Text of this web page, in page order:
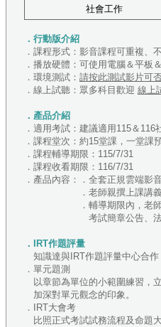
社會工作
．行動版介紹
．課程形式：影音課程可重複、
．播放硬體：可使用電腦＆平板
．環境測試： 請按此測試影片可
．線上試聽：眾多科目歡迎 線上
．產品介紹
．適用考試：建議適用115＆116
．課程堂次：約15堂課，一堂
．課程輔導期限：115/7/31
．課程收看期限：116/7/31
．產品內容：．全套正規雲端影
．老師親撰上課講
．輔導期限內，老師視課程
考試簡章公告、法規新訊
．IRT作題評量
知識達與IRT作題評量中心合作
．單元題測
以章節為單位的小範圍練習，
加深對單元觀念的印象。
．IRT大會考
比照正式考試試務流程及命題